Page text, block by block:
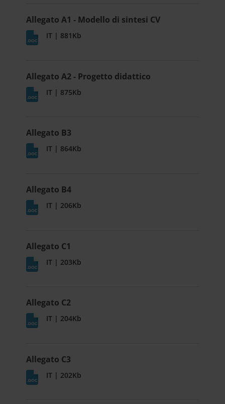
Allegato A1 - Modello di sintesi CV
IT | 881Kb
Allegato A2 - Progetto didattico
IT | 875Kb
Allegato B3
IT | 864Kb
Allegato B4
IT | 206Kb
Allegato C1
IT | 203Kb
Allegato C2
IT | 204Kb
Allegato C3
IT | 202Kb